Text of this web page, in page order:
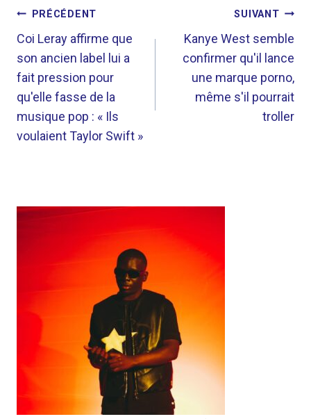
NAVIGATION
DE
L’ARTICLE
PRÉCÉDENT
Coi Leray affirme que
son ancien label lui a
fait pression pour
qu'elle fasse de la
musique pop : « Ils
voulaient Taylor Swift »
SUIVANT
Kanye West semble
confirmer qu'il lance
une marque porno,
même s'il pourrait
troller